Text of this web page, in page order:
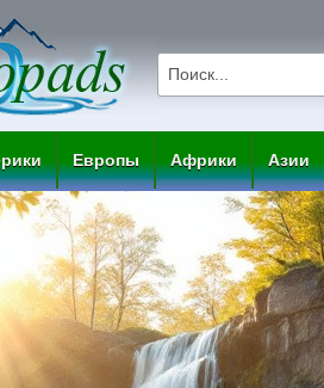
Европы Африки Азии